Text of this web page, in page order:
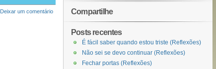
Deixar um comentário Compartilhe
Posts recentes
É fácil saber quando estou triste (Reflexões)
Não sei se devo continuar (Reflexões)
Fechar portas (Reflexões)